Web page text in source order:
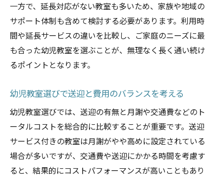
一方で、延長対応がない教室も多いため、家族や地域の
サポート体制も含めて検討する必要があります。利用時
間や延長サービスの違いを比較し、ご家庭のニーズに最
も合った幼児教室を選ぶことが、無理なく長く通い続け
るポイントとなります。
幼児教室選びで送迎と費用のバランスを考える
幼児教室選びでは、送迎の有無と月謝や交通費などのト
ータルコストを総合的に比較することが重要です。送迎
サービス付きの教室は月謝がやや高めに設定されている
場合が多いですが、交通費や送迎にかかる時間を考慮す
ると、結果的にコストパフォーマンスが高いこともあり